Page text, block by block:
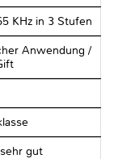
KHz in 3 Stufen
Anwendung /
gut